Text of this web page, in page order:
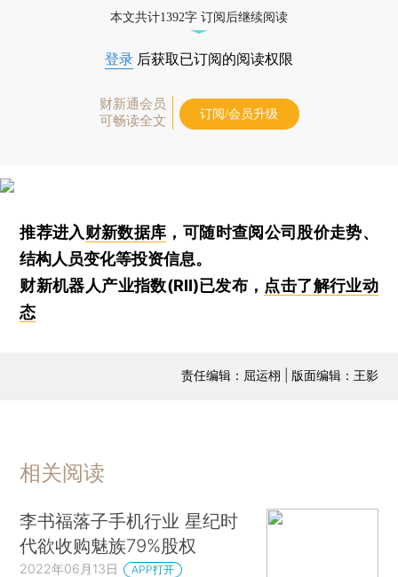
本文共计1392字 订阅后继续阅读
登录 后获取已订阅的阅读权限
财新通会员
可畅读全文
订阅/会员升级
推荐进入财新数据库 ，可随时查阅公司股价走势、
结构人员变化等投资信息。
财新机器人产业指数(RII)已发布， 点击了解行业动
态
责任编辑：屈运栩 | 版面编辑：王影
相关阅读
李书福落子手机行业 星纪时
代欲收购魅族79%股权
2022年06月13日 APP打开